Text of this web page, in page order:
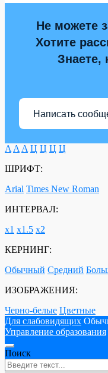
Не можете
Хотите
Знаете,
Написать
A A A Ц Ц Ц Ц
ШРИФТ:
Arial Times New Roman
ИНТЕРВАЛ:
х1 х1.5 х2
КЕРНИНГ:
Обычный Средний
ИЗОБРАЖЕНИЯ:
Черно-белые Цветные
Для слабовидящих
Управление образования
Поиск